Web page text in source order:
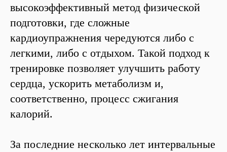
высокоэффективный метод физической
подготовки, где сложные
кардиоупражнения чередуются либо с
легкими, либо с отдыхом. Такой подход к
тренировке позволяет улучшить работу
сердца, ускорить метаболизм и,
соответственно, процесс сжигания
калорий.
За последние несколько лет интервальные